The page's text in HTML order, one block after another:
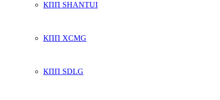
КПП SHANTUI
КПП XCMG
КПП SDLG